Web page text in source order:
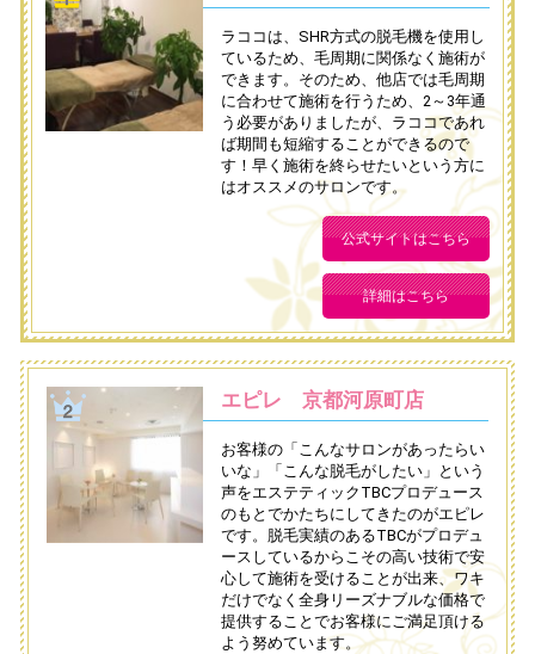
ラココは、SHR方式の脱毛機を使用し
ているため、毛周期に関係なく施術が
できます。そのため、他店では毛周期
に合わせて施術を行うため、2～3年通
う必要がありましたが、ラココであれ
ば期間も短縮することができるので
す！早く施術を終らせたいという方に
はオススメのサロンです。
公式サイトはこちら
詳細はこちら
エピレ 京都河原町店
お客様の「こんなサロンがあったらい
いな」「こんな脱毛がしたい」という
声をエステティックTBCプロデュース
のもとでかたちにしてきたのがエピレ
です。脱毛実績のあるTBCがプロデュ
ースしているからこその高い技術で安
心して施術を受けることが出来、ワキ
だけでなく全身リーズナブルな価格で
提供することでお客様にご満足頂ける
よう努めています。